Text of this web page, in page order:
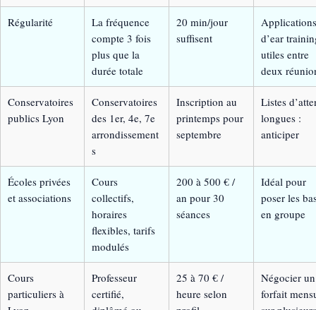
Régularité
La fréquence
compte 3 fois
plus que la
durée totale
20 min/jour
suffisent
Applications
d’ear
utiles entre
deux
Conservatoires
publics Lyon
Conservatoires
des 1er, 4e, 7e
arrondissement
s
Inscription au
printemps pour
septembre
Listes
longues :
anticiper
Écoles privées
et associations
Cours
collectifs,
horaires
flexibles, tarifs
modulés
200 à 500 € /
an pour 30
séances
Idéal pour
poser les
en groupe
Cours
particuliers à
Professeur
certifié,
25 à 70 € /
heure selon
Négocier un
forfait